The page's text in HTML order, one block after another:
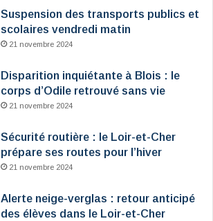
Suspension des transports publics et
scolaires vendredi matin
21 novembre 2024
Disparition inquiétante à Blois : le
corps d’Odile retrouvé sans vie
21 novembre 2024
Sécurité routière : le Loir-et-Cher
prépare ses routes pour l’hiver
21 novembre 2024
Alerte neige-verglas : retour anticipé
des élèves dans le Loir-et-Cher